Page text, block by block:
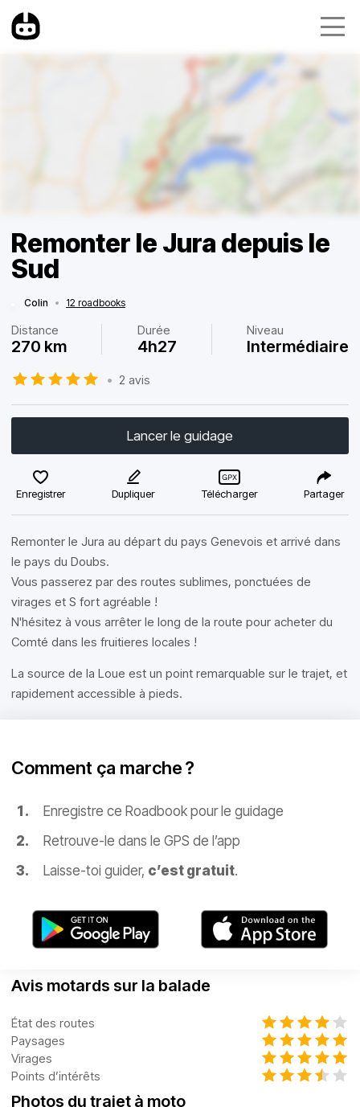
Remonter le Jura depuis le
Sud
Colin • 12 roadbooks
Distance
270 km
Durée
4h27
Niveau
Intermédiaire
• 2 avis
Lancer le guidage
Enregistrer Dupliquer Télécharger Partager
Remonter le Jura au départ du pays Genevois et arrivé dans
le pays du Doubs.
Vous passerez par des routes sublimes, ponctuées de
virages et S fort agréable !
N'hésitez à vous arrêter le long de la route pour acheter du
Comté dans les fruitieres locales !
La source de la Loue est un point remarquable sur le trajet, et
rapidement accessible à pieds.
Comment ça marche ?
Enregistre ce Roadbook pour le guidage
Retrouve-le dans le GPS de l’app
Laisse-toi guider, c’est gratuit.
Avis motards sur la balade
État des routes
Paysages
Virages
Points d’intérêts
Photos du trajet à moto